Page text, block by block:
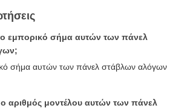
εμπορικό σήμα αυτών των πάνελ
σήμα αυτών των πάνελ στάβλων αλόγων
ο αριθμός μοντέλου αυτών των πάνελ